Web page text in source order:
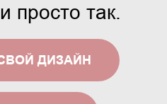
просто так.
ДИЗАЙН